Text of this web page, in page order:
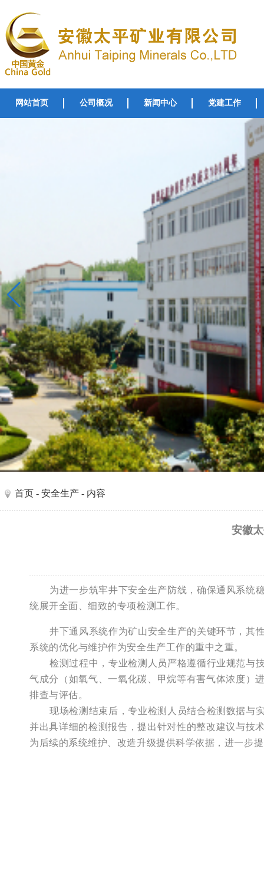
网站首页 公司概况 新闻中心 党建工作
首页 - 安全生产 - 内容
安徽
为进一步筑牢井下安全生产防线，确保通风系统
统展开全面、细致的专项检测工作。
井下通风系统作为矿山安全生产的关键环节，其
系统的优化与维护作为安全生产工作的重中之重。
检测过程中，专业检测人员严格遵循行业规范与
气成分（如氧气、一氧化碳、甲烷等有害气体浓度）
排查与评估。
现场检测结束后，专业检测人员结合检测数据与
并出具详细的检测报告，提出针对性的整改建议与技
为后续的系统维护、改造升级提供科学依据，进一步